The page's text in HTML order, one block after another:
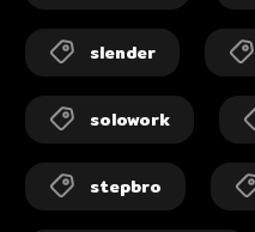
slender
solowork
stepbro